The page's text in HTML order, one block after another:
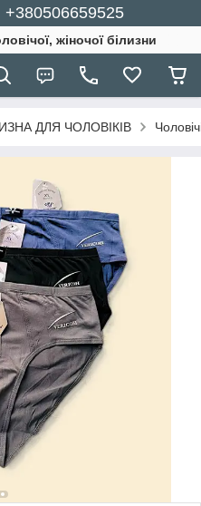
жіночої білизни
ДЛЯ ЧОЛОВІКІВ